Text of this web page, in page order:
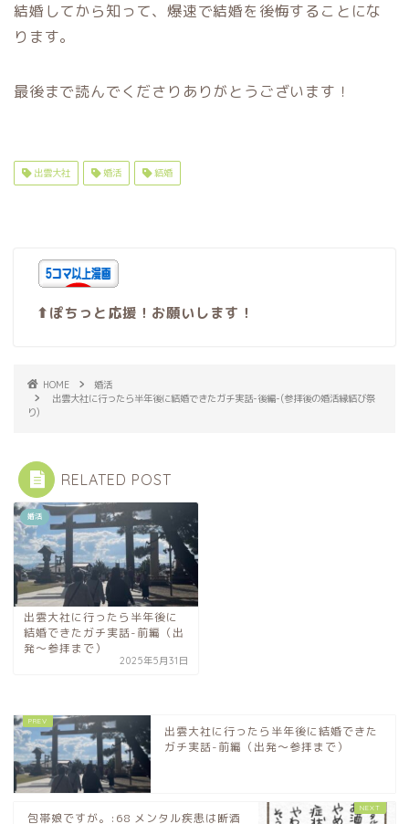
結婚してから知って、爆速で結婚を後悔することにな
ります。
最後まで読んでくださりありがとうございます！
出雲大社 婚活 結婚
⬆︎ぽちっと応援！お願いします！
HOME
婚活
出雲大社に行ったら半年後に結婚できたガチ実話-後編-(参拝後の婚活縁結び祭
り)
RELATED POST
婚活
出雲大社に行ったら半年後に
結婚できたガチ実話-前編（出
発〜参拝まで）
2025年5月31日
出雲大社に行ったら半年後に結婚できた
ガチ実話-前編（出発〜参拝まで）
包帯娘ですが。:68 メンタル疾患は断酒